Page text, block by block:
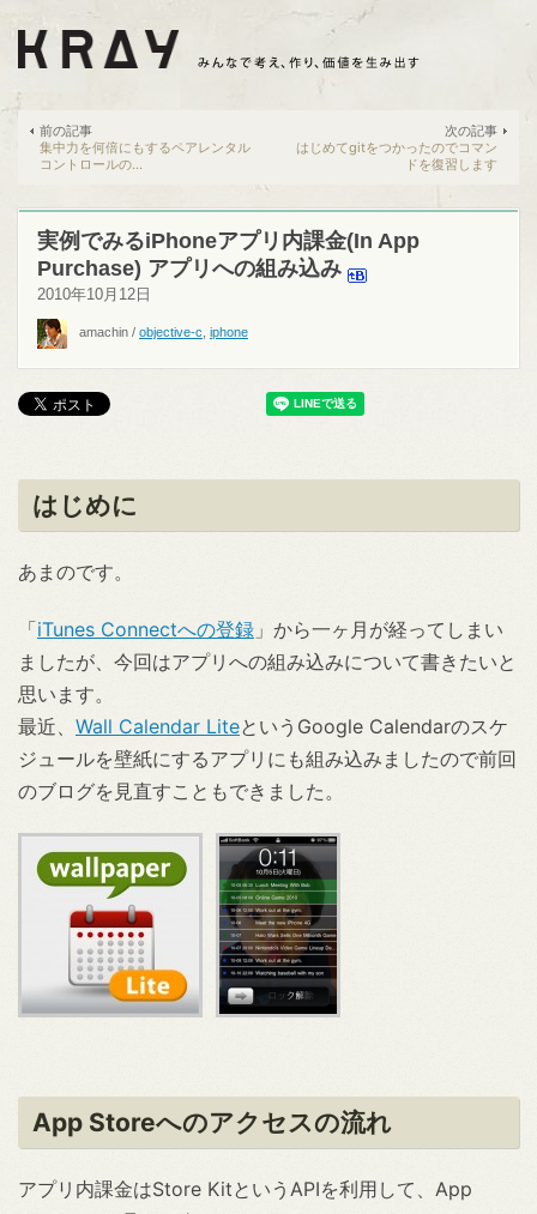
前の記事
集中力を何倍にもするペアレンタル
コントロールの...
次の記事
はじめてgitをつかったのでコマン
ドを復習します
実例でみるiPhoneアプリ内課金(In App
Purchase) アプリへの組み込み
2010年10月12日
amachin / objective-c, iphone
はじめに
あまのです。
「iTunes Connectへの登録 」から一ヶ月が経ってしまい
ましたが、今回はアプリへの組み込みについて書きたいと
思います。
最近、 Wall Calendar LiteというGoogle Calendarのスケ
ジュールを壁紙にするアプリにも組み込みましたので前回
のブログを見直すこともできました。
App Storeへのアクセスの流れ
アプリ内課金はStore KitというAPIを利用して、App